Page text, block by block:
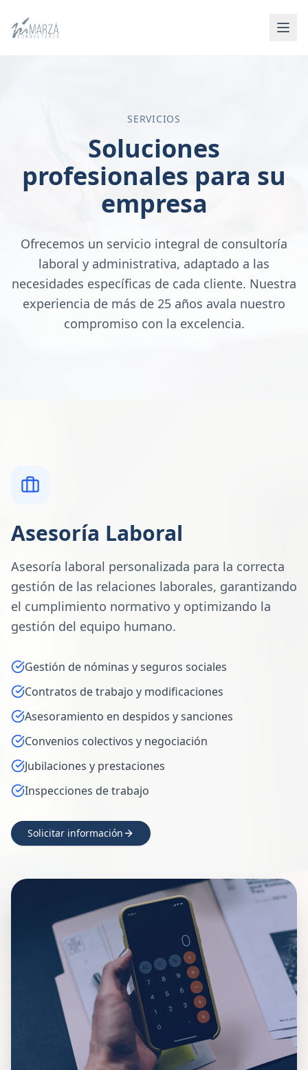
SERVICIOS
Soluciones
profesionales para su
empresa
Ofrecemos un servicio integral de consultoría
laboral y administrativa, adaptado a las
necesidades específicas de cada cliente. Nuestra
experiencia de más de 25 años avala nuestro
compromiso con la excelencia.
Asesoría Laboral
Asesoría laboral personalizada para la correcta
gestión de las relaciones laborales, garantizando
el cumplimiento normativo y optimizando la
gestión del equipo humano.
Gestión de nóminas y seguros sociales
Contratos de trabajo y modificaciones
Asesoramiento en despidos y sanciones
Convenios colectivos y negociación
Jubilaciones y prestaciones
Inspecciones de trabajo
Solicitar información